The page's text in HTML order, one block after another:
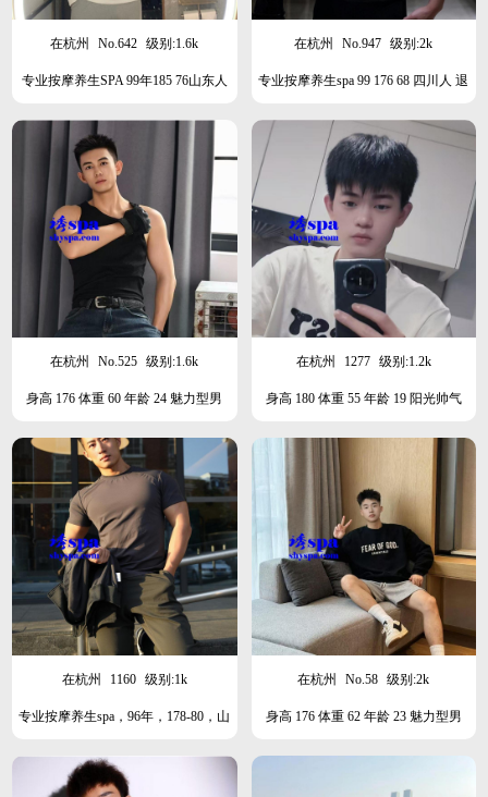
在杭州 No.642 级别:1.6k
专业按摩养生SPA 99年185 76山东人
在杭州 No.947 级别:2k
专业按摩养生spa 99 176 68 四川人 退
在杭州 No.525 级别:1.6k
身高 176 体重 60 年龄 24 魅力型男
在杭州 1277 级别:1.2k
身高 180 体重 55 年龄 19 阳光帅气
在杭州 1160 级别:1k
专业按摩养生spa，96年，178-80，山
在杭州 No.58 级别:2k
身高 176 体重 62 年龄 23 魅力型男